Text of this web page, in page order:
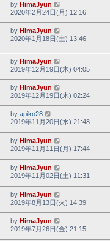
by HimaJyun
2020年2月24日(月) 12:16
by HimaJyun
2020年1月18日(土) 13:46
by HimaJyun
2019年12月19日(木) 04:05
by HimaJyun
2019年12月19日(木) 02:24
by apiko28
2019年11月20日(水) 21:48
by HimaJyun
2019年11月11日(月) 17:44
by HimaJyun
2019年11月02日(土) 11:31
by HimaJyun
2019年8月13日(火) 14:39
by HimaJyun
2019年7月26日(金) 21:15